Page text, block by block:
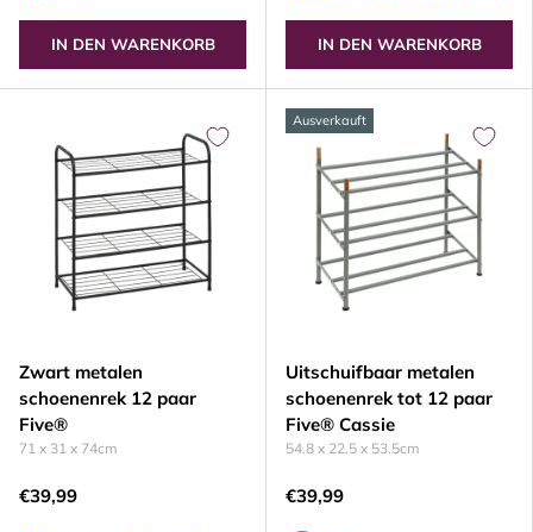
IN DEN WARENKORB IN DEN WARENKORB
Zwart metalen
schoenenrek 12 paar
Five®
71 x 31 x 74cm
€39,99
Ausverkauft
Uitschuifbaar metalen
schoenenrek tot 12 paar
Five® Cassie
54.8 x 22.5 x 53.5cm
€39,99